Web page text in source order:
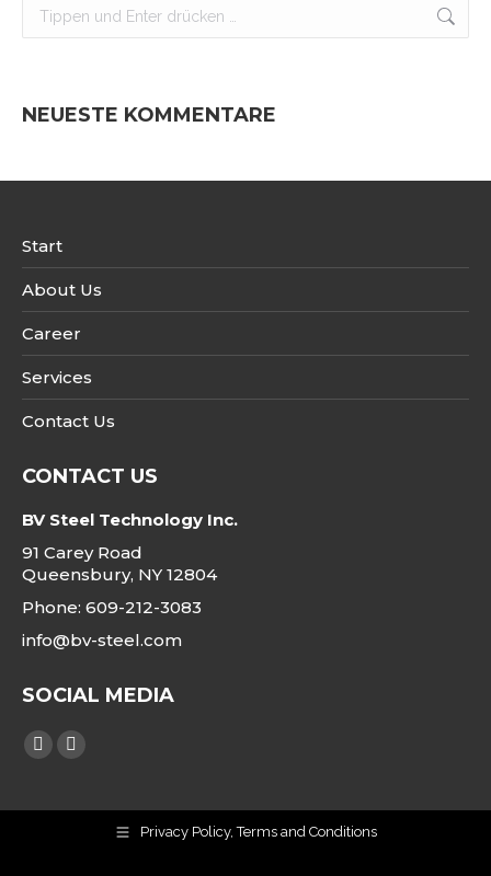
NEUESTE KOMMENTARE
Start
About Us
Career
Services
Contact Us
CONTACT US
BV Steel Technology Inc.
91 Carey Road
Queensbury, NY 12804
Phone: 609-212-3083
info@bv-steel.com
SOCIAL MEDIA
Finden Sie uns auf:
Linkedin
opens
Instagram
opens
Privacy Policy, Terms and Conditions